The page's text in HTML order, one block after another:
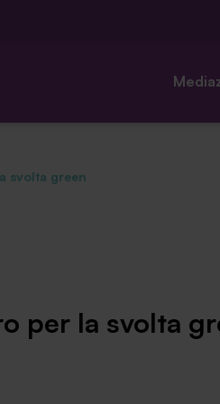
Contatti
svolta green
per la svolta